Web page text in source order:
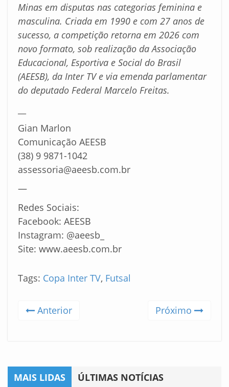
Minas em disputas nas categorias feminina e
masculina. Criada em 1990 e com 27 anos de
sucesso, a competição retorna em 2026 com
novo formato, sob realização da Associação
Educacional, Esportiva e Social do Brasil
(AEESB), da Inter TV e via emenda parlamentar
do deputado Federal Marcelo Freitas.
Gian Marlon
Comunicação AEESB
(38) 9 9871-1042
assessoria@aeesb.com.br
—
Redes Sociais:
Facebook: AEESB
Instagram: @aeesb_
Site: www.aeesb.com.br
Tags: Copa Inter TV, Futsal
Anterior Próximo
MAIS LIDAS ÚLTIMAS NOTÍCIAS